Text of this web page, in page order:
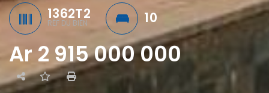
1362T2
RÉF DU BIEN 10
Ar 2 915 000 000